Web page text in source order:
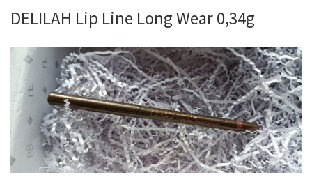
DELILAH Lip Line Long Wear 0,34g